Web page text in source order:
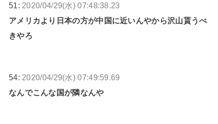
51: 2020/04/29(水) 07:48:38.23
アメリカより日本の方が中国に近いんやから沢山貰うべ
きやろ
54: 2020/04/29(水) 07:49:59.69
なんでこんな国が隣なんや